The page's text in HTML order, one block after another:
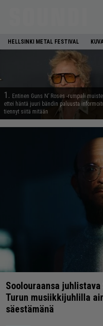
HELLSINKI METAL FESTIVAL
1. Entinen Guns N’ Roses -rumpali
ettei häntä juuri bändin paluusta
tiennyt siitä mitään
Soolouraansa
Turun musiikkijuhlilla
säestämänä